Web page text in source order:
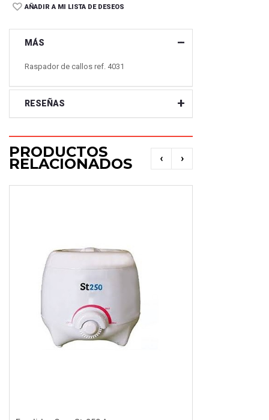
AÑADIR A MI LISTA DE DESEOS
MÁS
Raspador de callos ref. 4031
RESEÑAS
PRODUCTOS
RELACIONADOS ‹ ›